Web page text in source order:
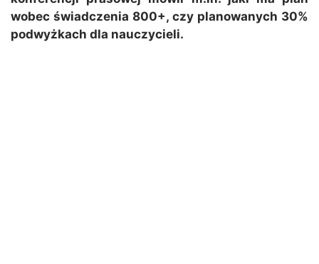
wobec świadczenia 800+, czy planowanych 30%
podwyżkach dla nauczycieli.